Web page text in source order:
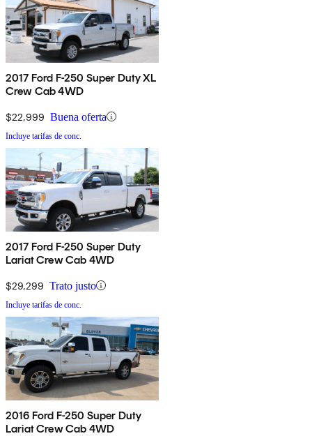
2017 Ford F-250 Super Duty XL
Crew Cab 4WD
$22,999 Buena oferta
Incluye tarifas de conc.
2017 Ford F-250 Super Duty
Lariat Crew Cab 4WD
$29,299 Trato justo
Incluye tarifas de conc.
2016 Ford F-250 Super Duty
Lariat Crew Cab 4WD